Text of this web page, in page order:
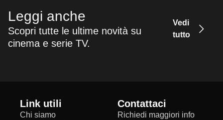
Leggi anche
Scopri tutte le ultime novità su
cinema e serie TV.
Vedi
tutto
Link utili
Chi siamo
Contattaci
Richiedi maggiori info